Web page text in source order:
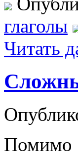
глаголы
Читать
Помимо